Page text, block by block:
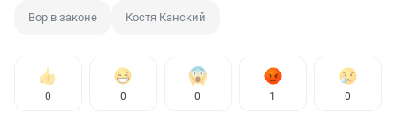
Вор в законе Костя Канский
0 0 0 1 0